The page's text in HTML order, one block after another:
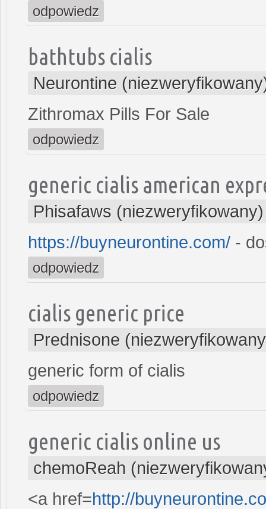
odpowiedz
bathtubs cialis
Neurontine
Zithromax Pills For Sale
odpowiedz
generic cialis american
Phisafaws (niezweryfikowany)
https://buyneurontine.com/ -
odpowiedz
cialis generic price
Prednisone
generic form of cialis
odpowiedz
generic cialis online us
chemoReah
<a href=http://